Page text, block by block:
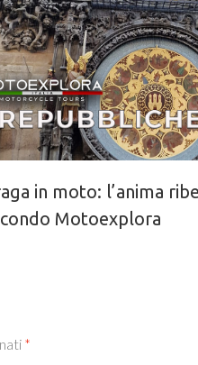
in moto: l’anima
Motoexplora
*